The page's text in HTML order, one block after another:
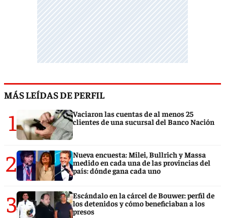
MÁS LEÍDAS DE PERFIL
1
Vaciaron las cuentas de al menos 25
clientes de una sucursal del Banco Nación
2
Nueva encuesta: Milei, Bullrich y Massa
medido en cada una de las provincias del
país: dónde gana cada uno
3
Escándalo en la cárcel de Bouwer: perfil de
los detenidos y cómo beneficiaban a los
presos